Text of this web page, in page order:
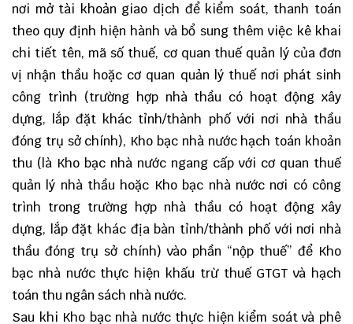
nơi mở tài khoản giao dịch để kiểm soát, thanh toán
theo quy định hiện hành và bổ sung thêm việc kê khai
chi tiết tên, mã số thuế, cơ quan thuế quản lý của đơn
vị nhận thầu hoặc cơ quan quản lý thuế nơi phát sinh
công trình (trường hợp nhà thầu có hoạt động xây
dựng, lắp đặt khác tỉnh/thành phố với nơi nhà thầu
đóng trụ sở chính), Kho bạc nhà nước hạch toán khoản
thu (là Kho bạc nhà nước ngang cấp với cơ quan thuế
quản lý nhà thầu hoặc Kho bạc nhà nước nơi có công
trình trong trường hợp nhà thầu có hoạt động xây
dựng, lắp đặt khác địa bàn tỉnh/thành phố với nơi nhà
thầu đóng trụ sở chính) vào phần “nộp thuế” để Kho
bạc nhà nước thực hiện khấu trừ thuế GTGT và hạch
toán thu ngân sách nhà nước.
Sau khi Kho bạc nhà nước thực hiện kiểm soát và phê